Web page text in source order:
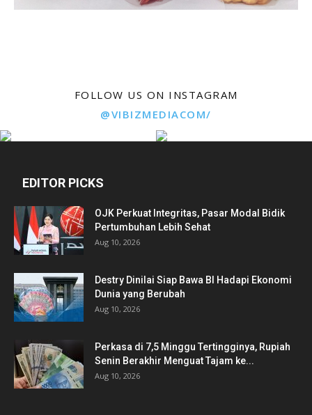
FOLLOW US ON INSTAGRAM
@VIBIZMEDIACOM/
EDITOR PICKS
OJK Perkuat Integritas, Pasar Modal Bidik
Pertumbuhan Lebih Sehat
Aug 10, 2026
Destry Dinilai Siap Bawa BI Hadapi Ekonomi
Dunia yang Berubah
Aug 10, 2026
Perkasa di 7,5 Minggu Tertingginya, Rupiah
Senin Berakhir Menguat Tajam ke...
Aug 10, 2026